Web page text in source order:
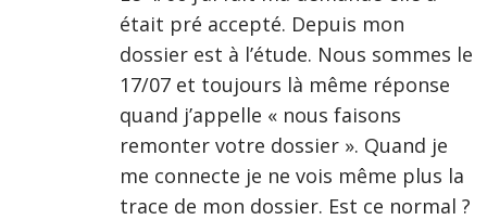
était pré accepté. Depuis mon
dossier est à l’étude. Nous sommes le
17/07 et toujours là même réponse
quand j’appelle « nous faisons
remonter votre dossier ». Quand je
me connecte je ne vois même plus la
trace de mon dossier. Est ce normal ?